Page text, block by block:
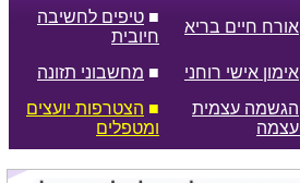
אורח חיים בריא
■ טיפים לחשיבה
חיובית
אימון אישי רוחני ■ מחשבוני תזונה
הגשמה עצמית
■ הצטרפות יועצים
ומטפלים